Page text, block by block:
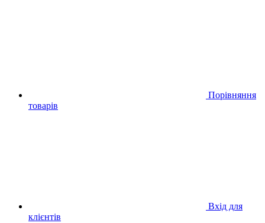
Порівняння
товарів
Вхід для
клієнтів